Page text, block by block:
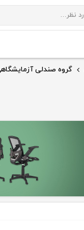
گروه صندلی